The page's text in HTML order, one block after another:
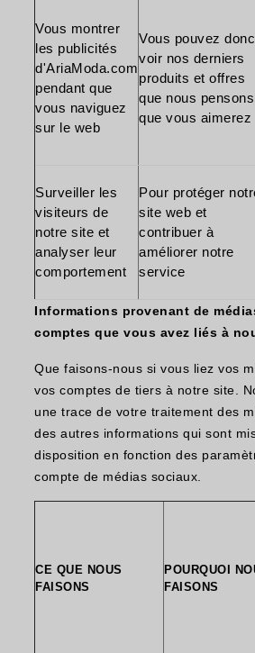
Vous montrer
les publicités
d'AriaModa.com
pendant que
vous naviguez
sur le web
Vous pouvez donc
voir nos derniers
produits et offres
que nous pensons
que vous aimerez
Surveiller les
visiteurs de
notre site et
analyser leur
comportement
Pour protéger
site web et
contribuer à
améliorer notre
service
Informations provenant de
comptes que vous avez liés à
Que faisons-nous si vous liez vos
vos comptes de tiers à notre site.
une trace de votre traitement des
des autres informations qui sont
disposition en fonction des
compte de médias sociaux.
CE QUE NOUS
FAISONS
POURQUOI
FAISONS